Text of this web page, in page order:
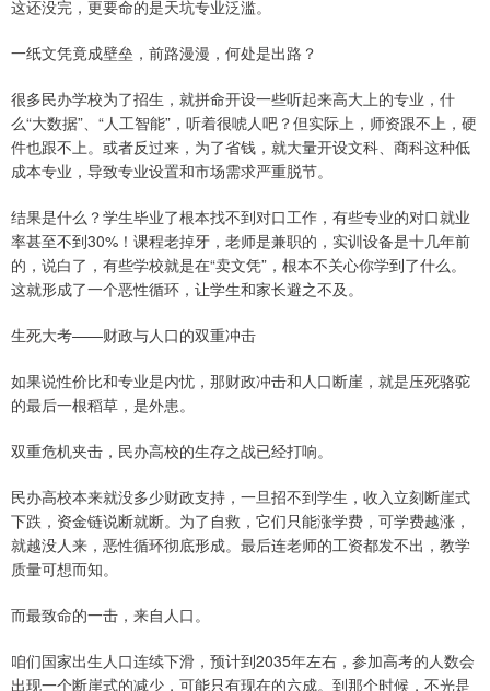
这还没完，更要命的是天坑专业泛滥。
一纸文凭竟成壁垒，前路漫漫，何处是出路？
很多民办学校为了招生，就拼命开设一些听起来高大上的专业，什
么“大数据”、“人工智能”，听着很唬人吧？但实际上，师资跟不上，硬
件也跟不上。或者反过来，为了省钱，就大量开设文科、商科这种低
成本专业，导致专业设置和市场需求严重脱节。
结果是什么？学生毕业了根本找不到对口工作，有些专业的对口就业
率甚至不到30%！课程老掉牙，老师是兼职的，实训设备是十几年前
的，说白了，有些学校就是在“卖文凭”，根本不关心你学到了什么。
这就形成了一个恶性循环，让学生和家长避之不及。
生死大考——财政与人口的双重冲击
如果说性价比和专业是内忧，那财政冲击和人口断崖，就是压死骆驼
的最后一根稻草，是外患。
双重危机夹击，民办高校的生存之战已经打响。
民办高校本来就没多少财政支持，一旦招不到学生，收入立刻断崖式
下跌，资金链说断就断。为了自救，它们只能涨学费，可学费越涨，
就越没人来，恶性循环彻底形成。最后连老师的工资都发不出，教学
质量可想而知。
而最致命的一击，来自人口。
咱们国家出生人口连续下滑，预计到2035年左右，参加高考的人数会
出现一个断崖式的减少，可能只有现在的六成。到那个时候，不光是